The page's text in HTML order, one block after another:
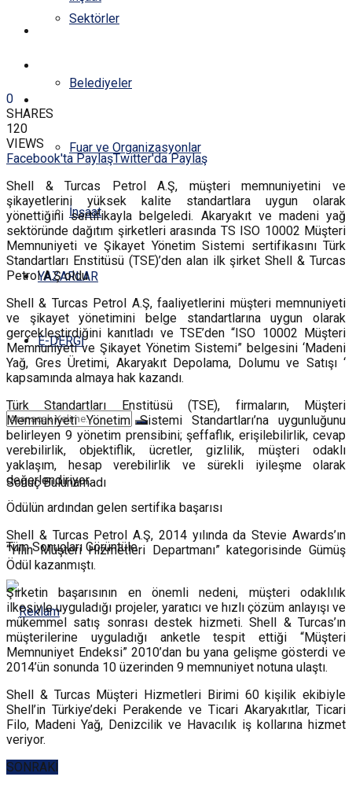
Sektörler
Belediyeler
Fuar ve Organizasyonlar
İnşaat
YAZARLAR
E-DERGİ
Sonuç Bulunamadı
Tüm Sonuçları Görüntüle
0
SHARES
120
VIEWS
Facebook'ta PaylaşTwitter'da Paylaş
Shell & Turcas Petrol A.Ş, müşteri memnuniyetini ve
şikayetlerini yüksek kalite standartlara uygun olarak
yönettiğini sertifikayla belgeledi. Akaryakıt ve madeni yağ
sektöründe dağıtım şirketleri arasında TS ISO 10002 Müşteri
Memnuniyeti ve Şikayet Yönetim Sistemi sertifikasını Türk
Standartları Enstitüsü (TSE)’den alan ilk şirket Shell & Turcas
Petrol A.Ş oldu.
Shell & Turcas Petrol A.Ş, faaliyetlerini müşteri memnuniyeti
ve şikayet yönetimini belge standartlarına uygun olarak
gerçekleştirdiğini kanıtladı ve TSE’den “ISO 10002 Müşteri
Memnuniyeti ve Şikayet Yönetim Sistemi” belgesini ‘Madeni
Yağ, Gres Üretimi, Akaryakıt Depolama, Dolumu ve Satışı ‘
kapsamında almaya hak kazandı.
Türk Standartları Enstitüsü (TSE), firmaların, Müşteri
Memnuniyeti Yönetim Sistemi Standartları’na uygunluğunu
belirleyen 9 yönetim prensibini; şeffaflık, erişilebilirlik, cevap
verebilirlik, objektiflik, ücretler, gizlilik, müşteri odaklı
yaklaşım, hesap verebilirlik ve sürekli iyileşme olarak
değerlendiriyor.
Ödülün ardından gelen sertifika başarısı
Shell & Turcas Petrol A.Ş, 2014 yılında da Stevie Awards’ın
“Yılın Müşteri Hizmetleri Departmanı” kategorisinde Gümüş
Ödül kazanmıştı.
Şirketin başarısının en önemli nedeni, müşteri odaklılık
ilkesiyle uyguladığı projeler, yaratıcı ve hızlı çözüm anlayışı ve
mükemmel satış sonrası destek hizmeti. Shell & Turcas’ın
müşterilerine uyguladığı anketle tespit ettiği “Müşteri
Memnuniyet Endeksi” 2010’dan bu yana gelişme gösterdi ve
2014’ün sonunda 10 üzerinden 9 memnuniyet notuna ulaştı.
Shell & Turcas Müşteri Hizmetleri Birimi 60 kişilik ekibiyle
Shell’in Türkiye’deki Perakende ve Ticari Akaryakıtlar, Ticari
Filo, Madeni Yağ, Denizcilik ve Havacılık iş kollarına hizmet
veriyor.
SONRAKİ